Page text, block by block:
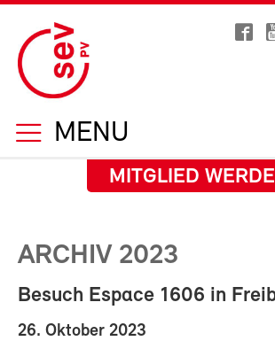
MENU
MITGLIED
ARCHIV 2023
Besuch Espace 1606 in
26. Oktober 2023